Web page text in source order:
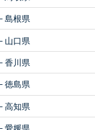
島根県
山口県
香川県
徳島県
高知県